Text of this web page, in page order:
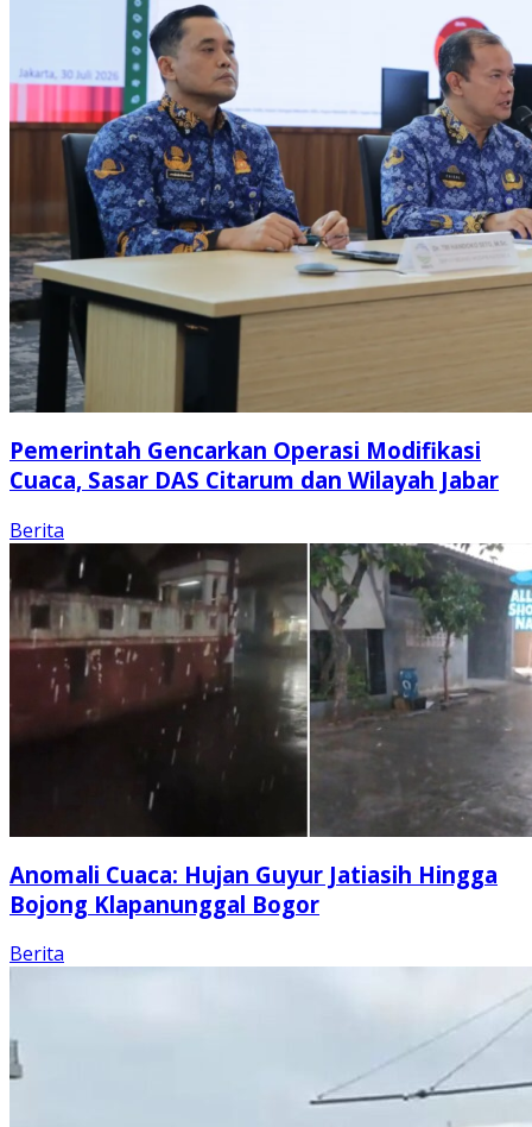
Pemerintah Gencarkan Operasi Modifikasi
Cuaca, Sasar DAS Citarum dan Wilayah Jabar
Berita
Anomali Cuaca: Hujan Guyur Jatiasih Hingga
Bojong Klapanunggal Bogor
Berita